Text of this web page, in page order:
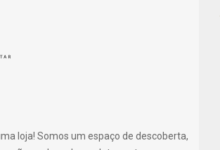
loja! Somos um espaço de descoberta,